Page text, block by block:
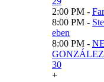
2:00 PM -
8:00 PM -
eben
8:00 PM -
GONZÁLEZ
30
+